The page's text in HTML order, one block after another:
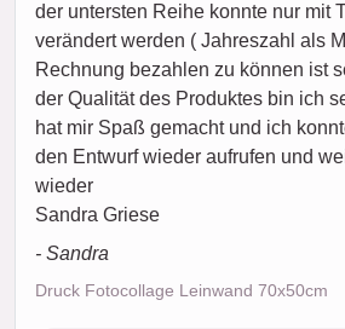
der untersten Reihe konnte nur mit
verändert werden ( Jahreszahl als
Rechnung bezahlen zu können ist
der Qualität des Produktes bin ich
hat mir Spaß gemacht und ich
den Entwurf wieder aufrufen und
wieder
Sandra Griese
- Sandra
Druck Fotocollage Leinwand 70x50cm